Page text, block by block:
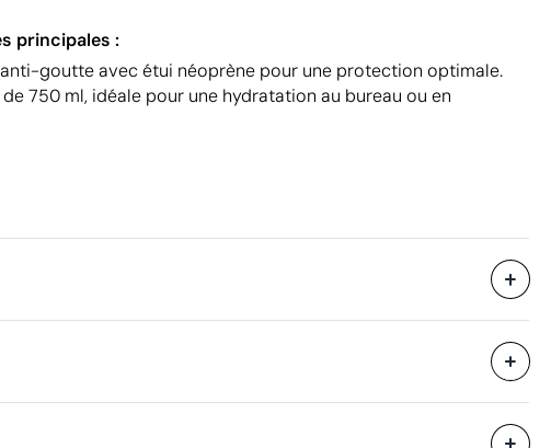
principales :
goutte avec étui néoprène pour une protection optimale.
750 ml, idéale pour une hydratation au bureau ou en
Transfert sérigraphique